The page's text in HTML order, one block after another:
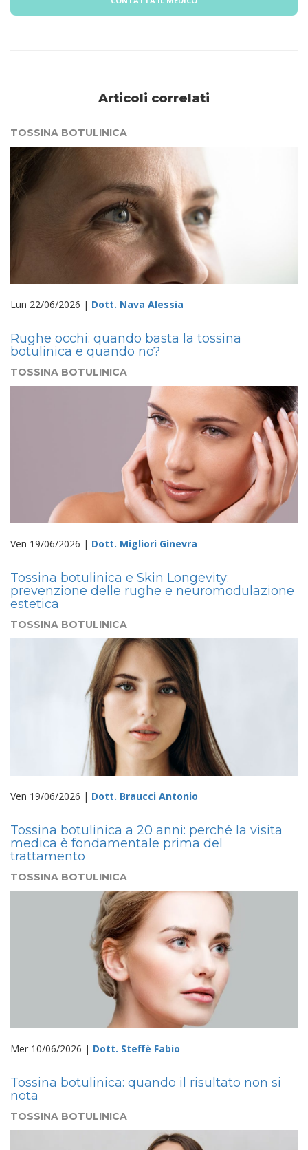
Articoli correlati
TOSSINA BOTULINICA
Lun 22/06/2026 | Dott. Nava Alessia
Rughe occhi: quando basta la tossina
botulinica e quando no?
TOSSINA BOTULINICA
Ven 19/06/2026 | Dott. Migliori Ginevra
Tossina botulinica e Skin Longevity:
prevenzione delle rughe e neuromodulazione
estetica
TOSSINA BOTULINICA
Ven 19/06/2026 | Dott. Braucci Antonio
Tossina botulinica a 20 anni: perché la visita
medica è fondamentale prima del
trattamento
TOSSINA BOTULINICA
Mer 10/06/2026 | Dott. Steffè Fabio
Tossina botulinica: quando il risultato non si
nota
TOSSINA BOTULINICA